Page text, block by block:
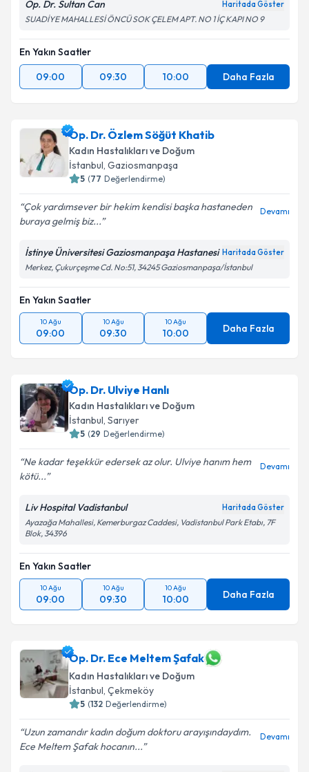
Op. Dr. Sultan Can Haritada Göster
SUADİYE MAHALLESİ ÖNCÜ SOK ÇELEM APT. NO 1 İÇ KAPI NO 9
En Yakın Saatler
09:00
09:30 10:00 Daha Fazla
Op. Dr. Özlem Söğüt Khatib
Kadın Hastalıkları ve Doğum
İstanbul, Gaziosmanpaşa
5 (77 Değerlendirme)
Çok yardımsever bir hekim kendisi başka hastaneden
buraya gelmiş biz...
Devamı
İstinye Üniversitesi Gaziosmanpaşa Hastanesi Haritada Göster
Merkez, Çukurçeşme Cd. No:51, 34245 Gaziosmanpaşa/İstanbul
En Yakın Saatler
10 Ağu
09:00
10 Ağu
09:30
10 Ağu
10:00 Daha Fazla
Op. Dr. Ulviye Hanlı
Kadın Hastalıkları ve Doğum
İstanbul, Sarıyer
5 (29 Değerlendirme)
Ne kadar teşekkür edersek az olur. Ulviye hanım hem
kötü...
Devamı
Liv Hospital Vadistanbul Haritada Göster
Ayazağa Mahallesi, Kemerburgaz Caddesi, Vadistanbul Park Etabı, 7F
Blok, 34396
En Yakın Saatler
10 Ağu
09:00
10 Ağu
09:30
10 Ağu
10:00 Daha Fazla
Op. Dr. Ece Meltem Şafak
Kadın Hastalıkları ve Doğum
İstanbul, Çekmeköy
5 (132 Değerlendirme)
Uzun zamandır kadın doğum doktoru arayışındaydım.
Ece Meltem Şafak hocanın...
Devamı